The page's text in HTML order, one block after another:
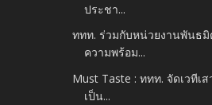
ประชา...
ททท. ร่วมกับหน่วยงานพันธมิ
ความพร้อม...
Must Taste : ททท. จัดเวทีเ
เป็น...